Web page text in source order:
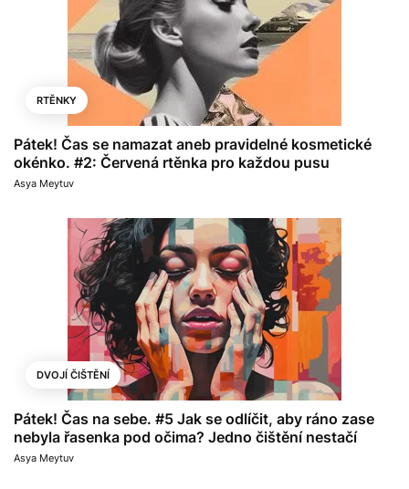
RTĚNKY
Pátek! Čas se namazat aneb pravidelné kosmetické
okénko. #2: Červená rtěnka pro každou pusu
Asya Meytuv
DVOJÍ ČIŠTĚNÍ
Pátek! Čas na sebe. #5 Jak se odlíčit, aby ráno zase
nebyla řasenka pod očima? Jedno čištění nestačí
Asya Meytuv